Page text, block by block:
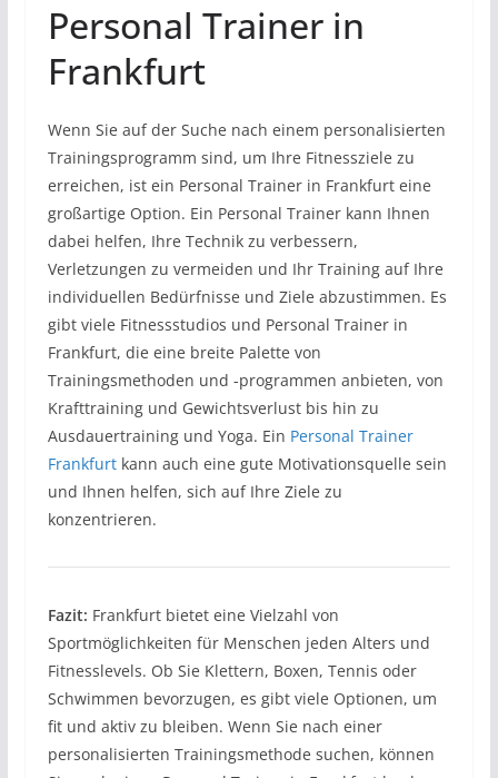
Personal Trainer in
Frankfurt
Wenn Sie auf der Suche nach einem personalisierten
Trainingsprogramm sind, um Ihre Fitnessziele zu
erreichen, ist ein Personal Trainer in Frankfurt eine
großartige Option. Ein Personal Trainer kann Ihnen
dabei helfen, Ihre Technik zu verbessern,
Verletzungen zu vermeiden und Ihr Training auf Ihre
individuellen Bedürfnisse und Ziele abzustimmen. Es
gibt viele Fitnessstudios und Personal Trainer in
Frankfurt, die eine breite Palette von
Trainingsmethoden und -programmen anbieten, von
Krafttraining und Gewichtsverlust bis hin zu
Ausdauertraining und Yoga. Ein Personal Trainer
Frankfurtkann auch eine gute Motivationsquelle sein
und Ihnen helfen, sich auf Ihre Ziele zu
konzentrieren.
Fazit: Frankfurt bietet eine Vielzahl von
Sportmöglichkeiten für Menschen jeden Alters und
Fitnesslevels. Ob Sie Klettern, Boxen, Tennis oder
Schwimmen bevorzugen, es gibt viele Optionen, um
fit und aktiv zu bleiben. Wenn Sie nach einer
personalisierten Trainingsmethode suchen, können